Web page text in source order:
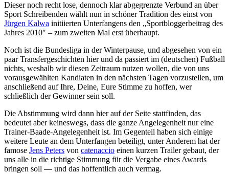
Dieser noch recht lose, dennoch klar abgegrenzte Verbund an über
Sport Schreibenden wählt nun in schöner Tradition des einst von
Jürgen Kalwa initiierten Unterfangens den „Sportbloggerbeitrag des
Jahres 2010″ – zum zweiten Mal erst überhaupt.
Noch ist die Bundesliga in der Winterpause, und abgesehen von ein
paar Transfergeschichten hier und da passiert im (deutschen) Fußball
nichts, weshalb wir diesen Zeitraum nutzen wollen, die von uns
vorausgewählten Kandiaten in den nächsten Tagen vorzustellen, um
anschließend auf Ihre, Deine, Eure Stimme zu hoffen, wer
schließlich der Gewinner sein soll.
Die Abstimmung wird dann hier auf der Seite stattfinden, das
bedeutet aber keineswegs, dass die ganze Angelegenheit nur eine
Trainer-Baade-Angelegenheit ist. Im Gegenteil haben sich einige
weitere Leute an dem Unterfangen beteiligt, unter Anderem hat der
famose Jens Peters von catenaccio einen kurzen Trailer gebaut, der
uns alle in die richtige Stimmung für die Vergabe eines Awards
bringen soll — und das hoffentlich auch vermag.